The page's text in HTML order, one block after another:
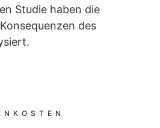
Studie haben die
des